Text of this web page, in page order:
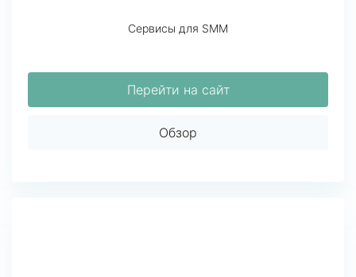
Сервисы для SMM
Перейти на сайт
Обзор